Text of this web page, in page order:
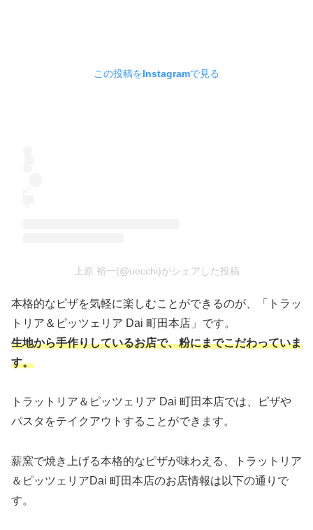
この投稿をInstagramで見る
上原 裕一(@uecchi)がシェアした投稿
本格的なピザを気軽に楽しむことができるのが、「トラッ
トリア＆ピッツェリア Dai 町田本店」です。
生地から手作りしているお店で、粉にまでこだわっていま
す。
トラットリア＆ピッツェリア Dai 町田本店では、ピザや
パスタをテイクアウトすることができます。
薪窯で焼き上げる本格的なピザが味わえる、トラットリア
＆ピッツェリアDai 町田本店のお店情報は以下の通りで
す。